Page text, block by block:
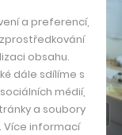
a preferencí,
obsahu.
dále sdílíme s
médií,
a soubory
Více informací